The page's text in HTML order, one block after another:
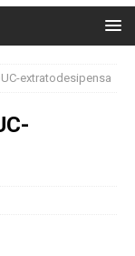
extratodesipensa